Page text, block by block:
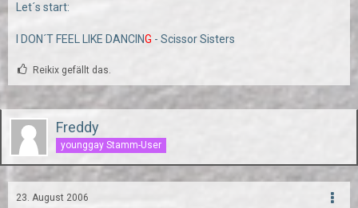
Let´s start:
I DON´T FEEL LIKE DANCING - Scissor Sisters
Reikix gefällt das.
Freddy
younggay Stamm-User
23. August 2006